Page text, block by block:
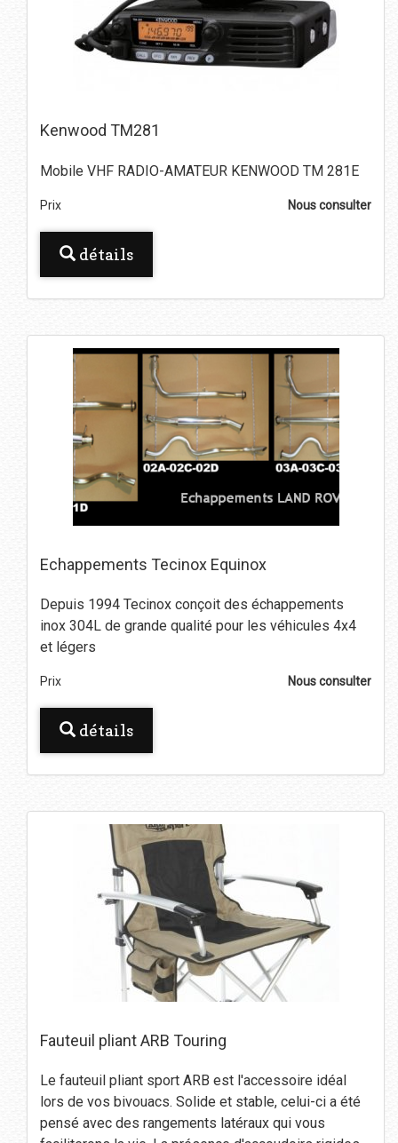
Kenwood TM281
Mobile VHF RADIO-AMATEUR KENWOOD TM 281E
Prix Nous consulter
détails
Echappements Tecinox Equinox
Depuis 1994 Tecinox conçoit des échappements
inox 304L de grande qualité pour les véhicules 4x4
et légers
Prix Nous consulter
détails
Fauteuil pliant ARB Touring
Le fauteuil pliant sport ARB est l'accessoire idéal
lors de vos bivouacs. Solide et stable, celui-ci a été
pensé avec des rangements latéraux qui vous